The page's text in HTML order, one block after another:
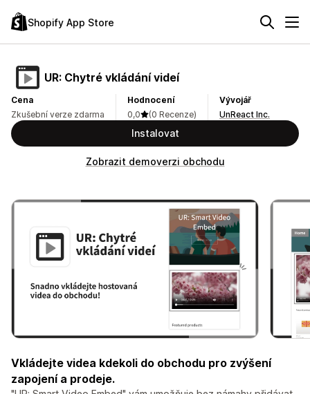
Shopify App Store
UR: Chytré vkládání videí
Cena
Zkušební verze zdarma
Hodnocení
0,0
(0 Recenze)
Vývojář
UnReact Inc.
Instalovat
Zobrazit demoverzi obchodu
Vkládejte videa kdekoli do obchodu pro zvýšení
zapojení a prodeje.